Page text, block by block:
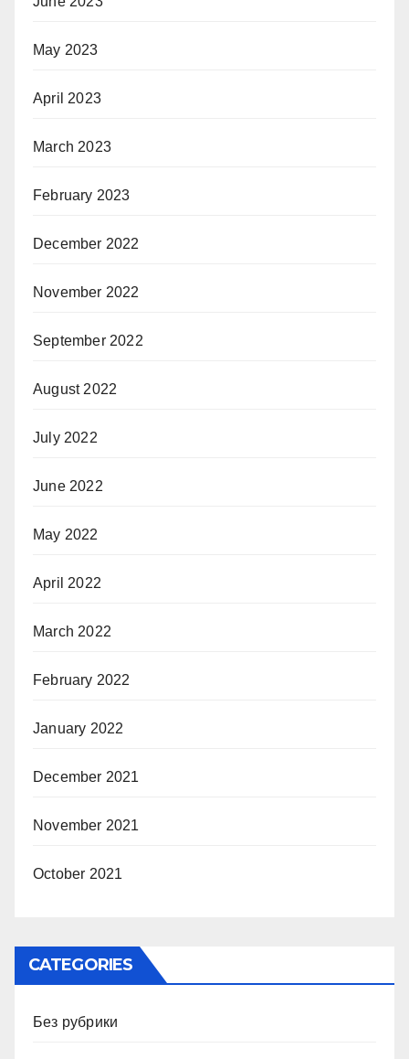
May 2023
April 2023
March 2023
February 2023
December 2022
November 2022
September 2022
August 2022
July 2022
June 2022
May 2022
April 2022
March 2022
February 2022
January 2022
December 2021
November 2021
October 2021
CATEGORIES
Без рубрики